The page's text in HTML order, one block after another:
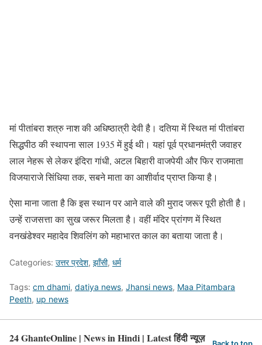
मां पीतांबरा शत्रु नाश की अधिष्ठात्री देवी है। दतिया में स्थित मां पीतांबरा
सिद्धपीठ की स्थापना साल 1935 में हुई थी। यहां पूर्व प्रधानमंत्री जवाहर
लाल नेहरू से लेकर इंदिरा गांधी, अटल बिहारी वाजपेयी और फिर राजमाता
विजयाराजे सिंधिया तक, सबने माता का आशीर्वाद प्राप्त किया है।
ऐसा माना जाता है कि इस स्थान पर आने वाले की मुराद जरूर पूरी होती है।
उन्हें राजसत्ता का सुख जरूर मिलता है। वहीं मंदिर प्रांगण में स्थित
वनखंडेश्वर महादेव शिवलिंग को महाभारत काल का बताया जाता है।
Categories: उत्तर प्रदेश, झाँसी, धर्म
Tags: cm dhami, datiya news, Jhansi news, Maa Pitambara
Peeth, up news
24 GhanteOnline | News in Hindi | Latest हिंदी न्यूज़